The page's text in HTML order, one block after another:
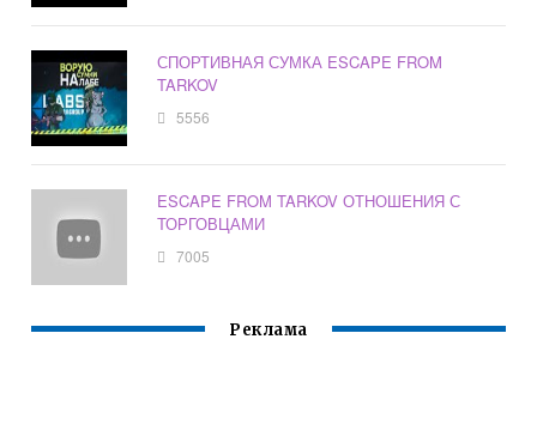
СПОРТИВНАЯ СУМКА ESCAPE FROM
TARKOV
5556
ESCAPE FROM TARKOV ОТНОШЕНИЯ С
ТОРГОВЦАМИ
7005
Реклама